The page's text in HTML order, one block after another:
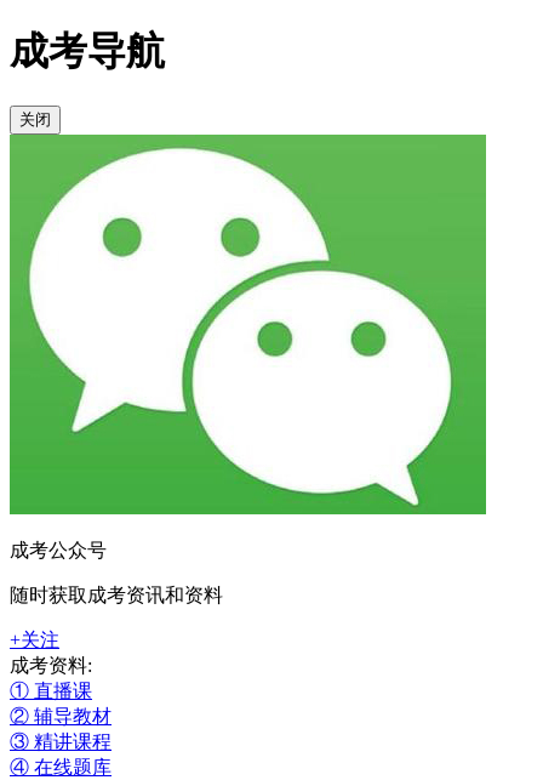
成考导航
关闭
成考公众号
随时获取成考资讯和资料
+关注
成考资料:
① 直播课
② 辅导教材
③ 精讲课程
④ 在线题库